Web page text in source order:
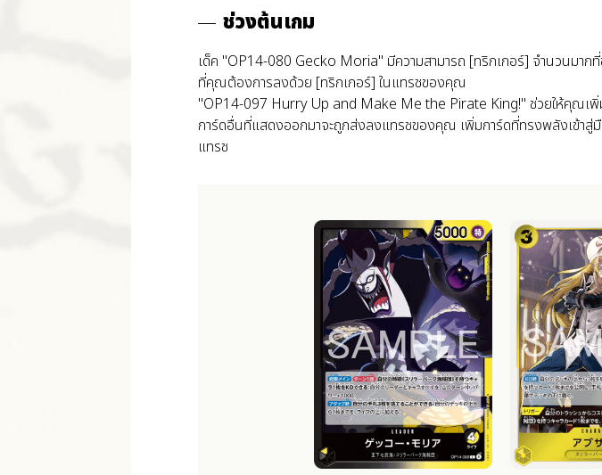
ช่วงต้นเกม
เด็ค "OP14-080 Gecko Moria" มีความสามารถ [ทริกเกอร์] จำนวนมาก
ที่คุณต้องการลงด้วย [ทริกเกอร์] ในแทรชของคุณ
"OP14-097 Hurry Up and Make Me the Pirate King!" ช่วยให้คุณเ
การ์ดอื่นที่แสดงออกมาจะถูกส่งลงแทรชของคุณ เพิ่มการ์ดที่ทรงพลังเข้า
แทรช